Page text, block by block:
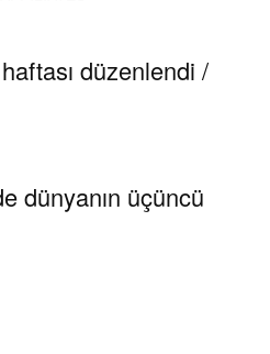
düzenlendi /
dünyanın üçüncü